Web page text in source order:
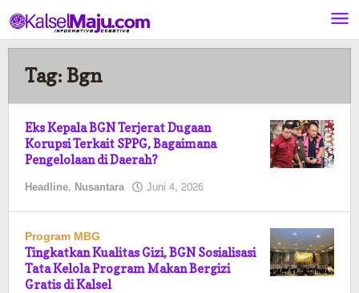
ke
konten
Tag: Bgn
Eks Kepala BGN Terjerat Dugaan
Korupsi Terkait SPPG, Bagaimana
Pengelolaan di Daerah?
Headline, Nusantara Juni 4, 2026
Pimred
Program MBG
Tingkatkan Kualitas Gizi, BGN Sosialisasi
Tata Kelola Program Makan Bergizi
Gratis di Kalsel